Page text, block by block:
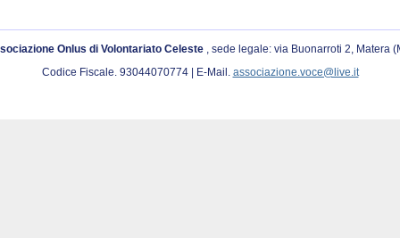
Onlus di Volontariato Celeste , sede legale: via Buonarroti 2, Matera
Codice Fiscale. 93044070774 | E-Mail. associazione.voce@live.it